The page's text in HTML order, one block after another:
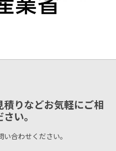
りなどお気軽にご相
い。
合わせください。